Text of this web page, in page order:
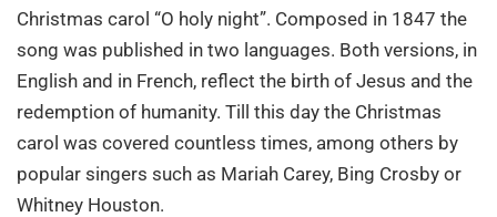
Christmas carol “O holy night”. Composed in 1847 the
song was published in two languages. Both versions, in
English and in French, reflect the birth of Jesus and the
redemption of humanity. Till this day the Christmas
carol was covered countless times, among others by
popular singers such as Mariah Carey, Bing Crosby or
Whitney Houston.